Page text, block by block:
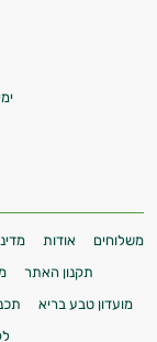
משלוחים אודות
תקנון האתר
מועדון טבע בריא